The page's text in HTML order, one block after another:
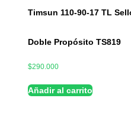
Timsun 110-90-17 TL
Doble Propósito TS819
$290.000
Añadir al carrito